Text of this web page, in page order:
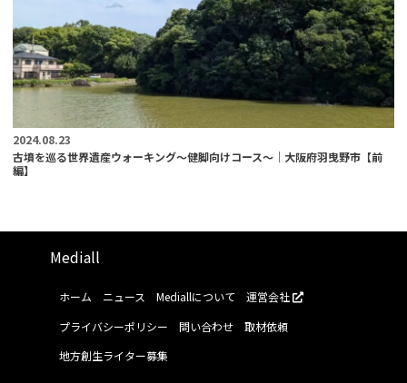
2024.08.23
古墳を巡る世界遺産ウォーキング～健脚向けコース～｜大阪府羽曳野市【前
編】
Mediall
ホーム ニュース Mediallについて
運営会社
プライバシーポリシー
問い合わせ
取材依頼
地方創生ライター募集